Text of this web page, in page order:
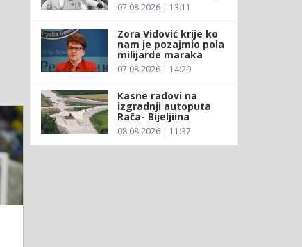
07.08.2026 | 13:11
Zora Vidović krije ko
nam je pozajmio pola
milijarde maraka
07.08.2026 | 14:29
Kasne radovi na
izgradnji autoputa
Rača- Bijeljiina
08.08.2026 | 11:37